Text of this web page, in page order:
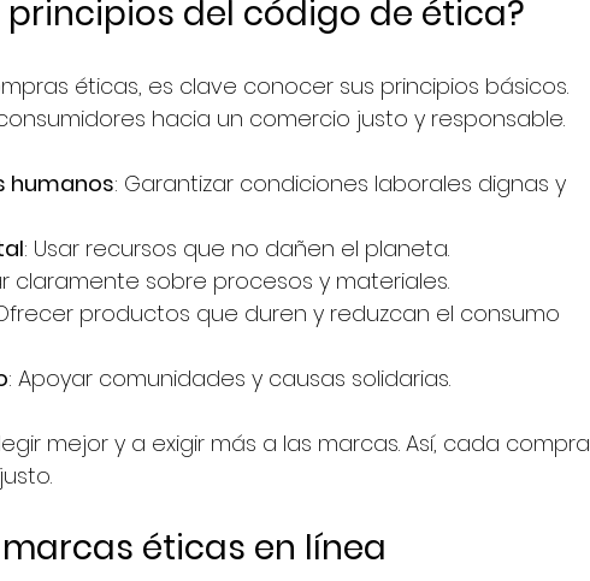
principios del código de ética?
éticas, es clave conocer sus principios básicos.
hacia un comercio justo y responsable.
humanos: Garantizar condiciones laborales dignas y
: Usar recursos que no dañen el planeta.
claramente sobre procesos y materiales.
productos que duren y reduzcan el consumo
: Apoyar comunidades y causas solidarias.
mejor y a exigir más a las marcas. Así, cada compra
éticas en línea